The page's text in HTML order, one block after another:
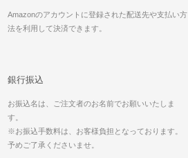
Amazonのアカウントに登録された配送先や支払い方
法を利用して決済できます。
銀行振込
お振込名は、ご注文者のお名前でお願いいたしま
す。
※お振込手数料は、お客様負担となっております。
予めご了承くださいませ。